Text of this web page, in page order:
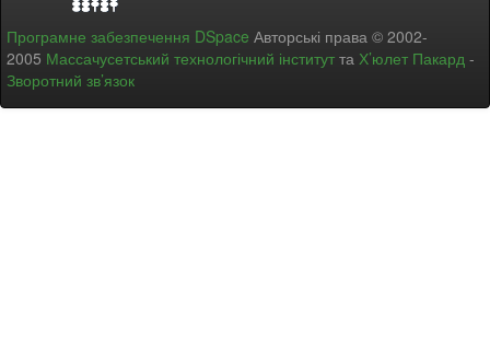
Програмне забезпечення DSpace Авторські права © 2002-
2005 Массачусетський технологічний інститут та Х’юлет Пакард -
Зворотний зв’язок